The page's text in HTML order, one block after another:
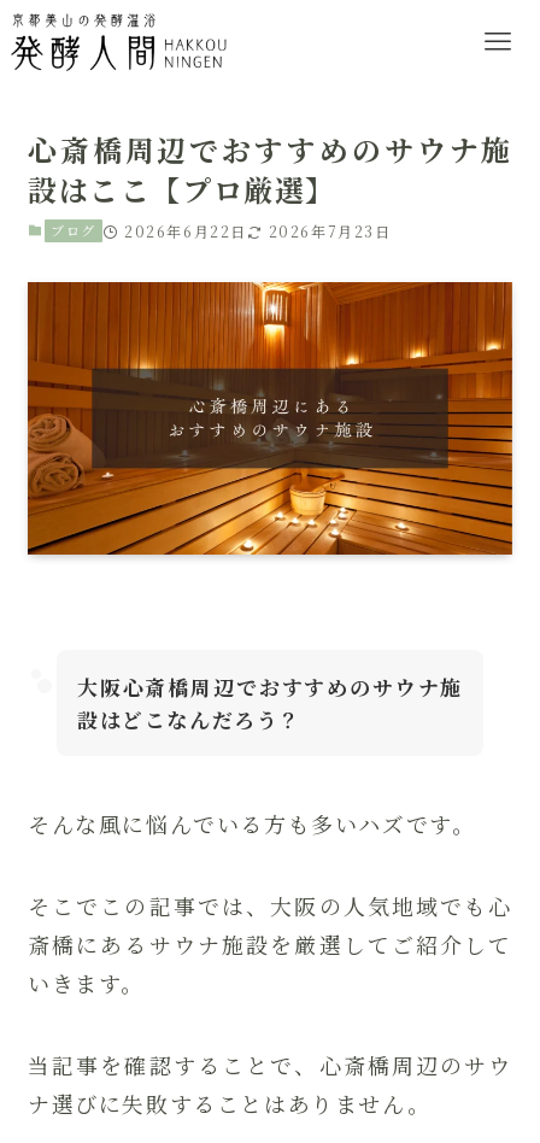
心斎橋周辺でおすすめのサウナ施
設はここ【プロ厳選】
ブログ 2026年6月22日 2026年7月23日
大阪心斎橋周辺でおすすめのサウナ施
設はどこなんだろう？
そんな風に悩んでいる方も多いハズです。
そこでこの記事では、大阪の人気地域でも心
斎橋にあるサウナ施設を厳選してご紹介して
いきます。
当記事を確認することで、心斎橋周辺のサウ
ナ選びに失敗することはありません。